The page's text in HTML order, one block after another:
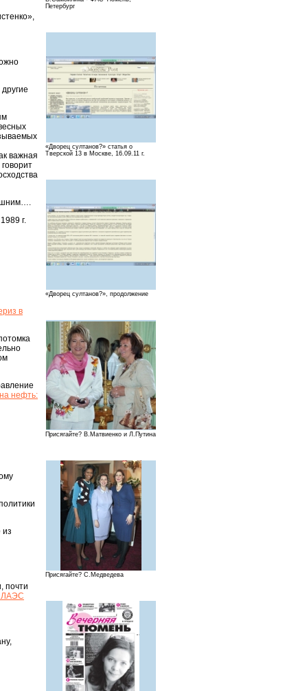
Петербург
«Дворец султанов?» статья о
Тверской 13 в Москве, 16.09.11 г.
«Дворец султанов?», продолжение
Присягайте? В.Матвиенко и Л.Путина
Присягайте? С.Медведева
важная
г.
в
нефть:
из
почти
ЛАЭС